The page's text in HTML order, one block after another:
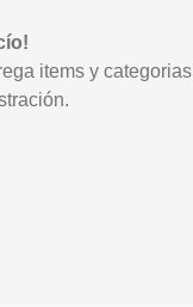
items y categorias